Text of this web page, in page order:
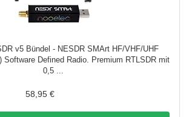
v5 Bündel - NESDR SMArt HF/VHF/UHF
Software Defined Radio. Premium RTLSDR mit
0,5 ...
58,95 €